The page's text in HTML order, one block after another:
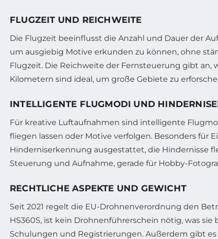
FLUGZEIT UND REICHWEITE
Die Flugzeit beeinflusst die Anzahl und Dauer der
um ausgiebig Motive erkunden zu können, ohne
Flugzeit. Die Reichweite der Fernsteuerung gibt
Kilometern sind ideal, um große Gebiete zu
INTELLIGENTE FLUGMODI UND
Für kreative Luftaufnahmen sind intelligente
fliegen lassen oder Motive verfolgen. Besonders für
Hinderniserkennung ausgestattet, die Hindernisse
Steuerung und Aufnahme, gerade für Hobby-
RECHTLICHE ASPEKTE UND GEWICHT
Seit 2021 regelt die EU-Drohnenverordnung den
HS360S, ist kein Drohnenführerschein nötig, was
Schulungen und Registrierungen. Außerdem gibt